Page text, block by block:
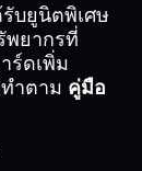
บยูนิตพิเศษ
พยากรที่
ร์ดเพิ่ม
ำตาม คู่มือ